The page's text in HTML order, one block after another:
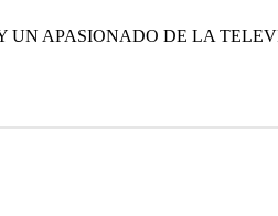
UN APASIONADO DE LA